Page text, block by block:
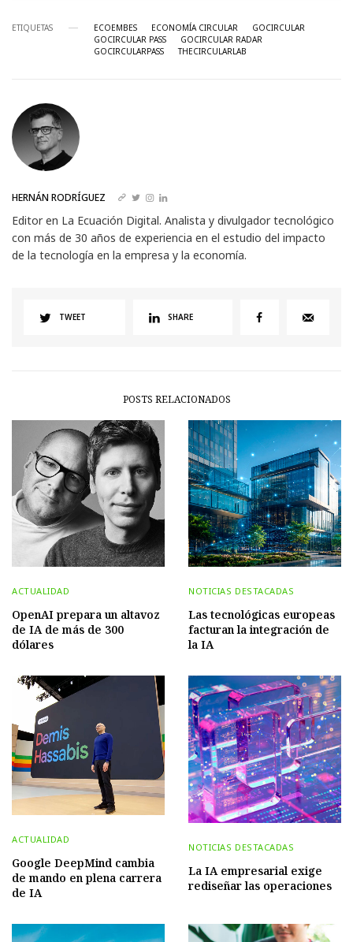
ETIQUETAS ECOEMBES ECONOMÍA CIRCULAR
GOCIRCULAR
GOCIRCULAR PASS
GOCIRCULAR RADAR
GOCIRCULARPASS
THECIRCULARLAB
HERNÁN RODRÍGUEZ
Editor en La Ecuación Digital. Analista y divulgador tecnológico
con más de 30 años de experiencia en el estudio del impacto
de la tecnología en la empresa y la economía.
TWEET SHARE
POSTS RELACIONADOS
ACTUALIDAD
OpenAI prepara un altavoz
de IA de más de 300
dólares
NOTICIAS DESTACADAS
Las tecnológicas europeas
facturan la integración de
la IA
ACTUALIDAD
Google DeepMind cambia
de mando en plena carrera
de IA
NOTICIAS DESTACADAS
La IA empresarial exige
rediseñar las operaciones